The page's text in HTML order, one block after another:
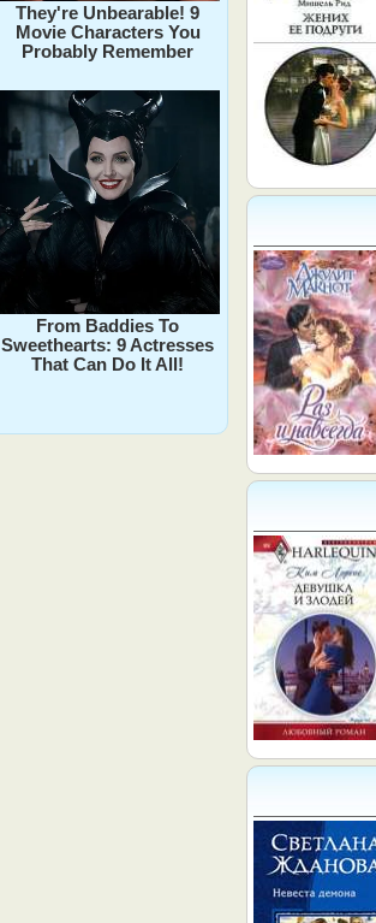
They're Unbearable! 9
Movie Characters You
Probably Remember
From Baddies To
Sweethearts: 9 Actresses
That Can Do It All!